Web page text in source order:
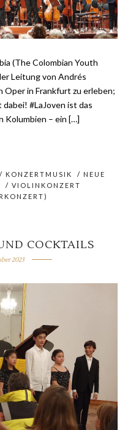
(The Colombian Youth
Leitung von Andrés
Oper in Frankfurt zu erleben;
#LaJoven ist das
Kolumbien – ein […]
KONZERTMUSIK / NEUE
/ VIOLINKONZERT
COCKTAILS
2023